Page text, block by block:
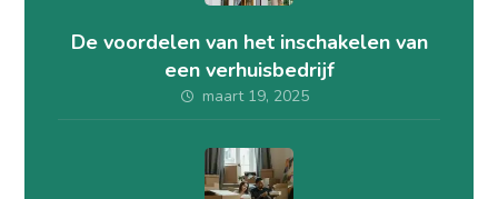
De voordelen van het inschakelen van
een verhuisbedrijf
maart 19, 2025